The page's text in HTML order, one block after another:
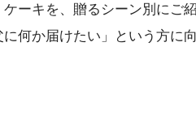
ーキを、贈るシーン別にご
何か届けたい」という方に